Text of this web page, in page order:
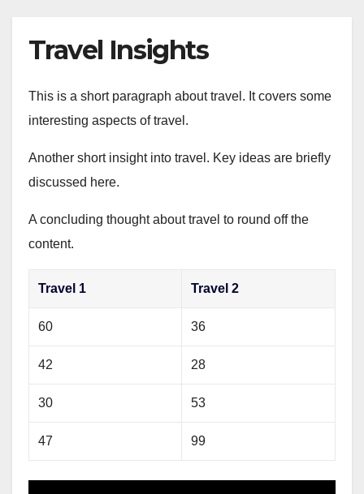
Travel Insights
This is a short paragraph about travel. It covers some
interesting aspects of travel.
Another short insight into travel. Key ideas are briefly
discussed here.
A concluding thought about travel to round off the
content.
Travel 1 Travel 2
60 36
42 28
30 53
47 99